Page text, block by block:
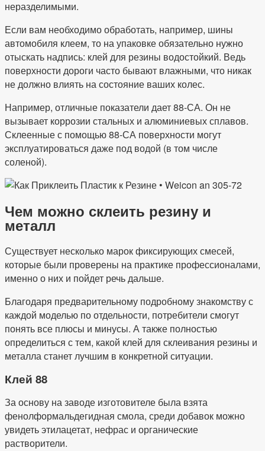
неразделимыми.
Если вам необходимо обработать, например, шины
автомобиля клеем, то на упаковке обязательно нужно
отыскать надпись: клей для резины водостойкий. Ведь
поверхности дороги часто бывают влажными, что никак
не должно влиять на состояние ваших колес.
Например, отличные показатели дает 88-СА. Он не
вызывает коррозии стальных и алюминиевых сплавов.
Склеенные с помощью 88-СА поверхности могут
эксплуатироваться даже под водой (в том числе
соленой).
Чем можно склеить резину и
металл
Существует несколько марок фиксирующих смесей,
которые были проверены на практике профессионалами,
именно о них и пойдет речь дальше.
Благодаря предварительному подробному знакомству с
каждой моделью по отдельности, потребители смогут
понять все плюсы и минусы. А также полностью
определиться с тем, какой клей для склеивания резины и
металла станет лучшим в конкретной ситуации.
Клей 88
За основу на заводе изготовителе была взята
фенолформальдегидная смола, среди добавок можно
увидеть этилацетат, нефрас и органические
растворители.